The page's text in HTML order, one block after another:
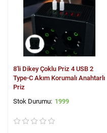
8'li Dikey Çoklu Priz 4 USB 2
Type-C Akım Korumalı Anahtarlı
Priz
1999